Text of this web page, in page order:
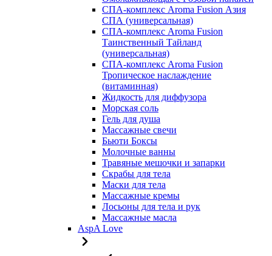
СПА-комплекс Aroma Fusion Азия
СПА (универсальная)
СПА-комплекс Aroma Fusion
Таинственный Тайланд
(универсальная)
СПА-комплекс Aroma Fusion
Тропическое наслаждение
(витаминная)
Жидкость для диффузора
Морская соль
Гель для душа
Массажные свечи
Бьюти Боксы
Молочные ванны
Травяные мешочки и запарки
Скрабы для тела
Маски для тела
Массажные кремы
Лосьоны для тела и рук
Массажные масла
AspA Love